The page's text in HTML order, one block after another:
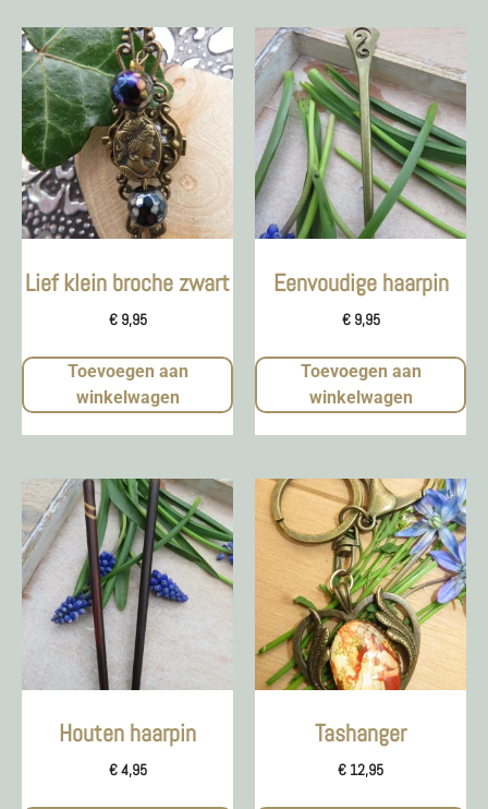
Lief klein broche zwart
€9,95
Toevoegen aan
winkelwagen
Eenvoudige haarpin
€9,95
Toevoegen aan
winkelwagen
Houten haarpin
€4,95
Tashanger
€ 12,95